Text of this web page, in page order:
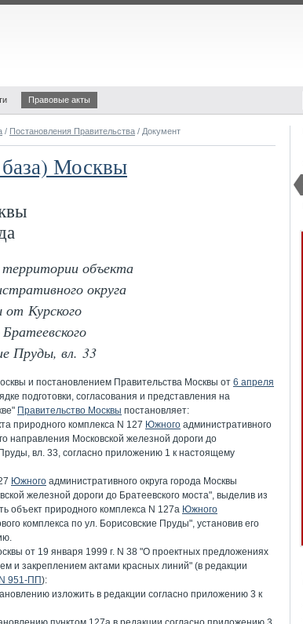
Правовые акты
/ Постановления Правительства / Документ
Москвы
объекта
округа
Курского
Пруды, вл. 33
и постановлением Правительства Москвы от 6 апреля
подготовки, согласования и представления на
Правительство Москвы постановляет:
природного комплекса N 127 Южного административного
направления Московской железной дороги до
вл. 33, согласно приложению 1 к настоящему
Южного административного округа города Москвы
железной дороги до Братеевского моста", выделив из
объект природного комплекса N 127а Южного
комплекса по ул. Борисовские Пруды", установив его
от 19 января 1999 г. N 38 "О проектных предложениях
и закреплением актами красных линий" (в редакции
951-ПП):
изложить в редакции согласно приложению 3 к